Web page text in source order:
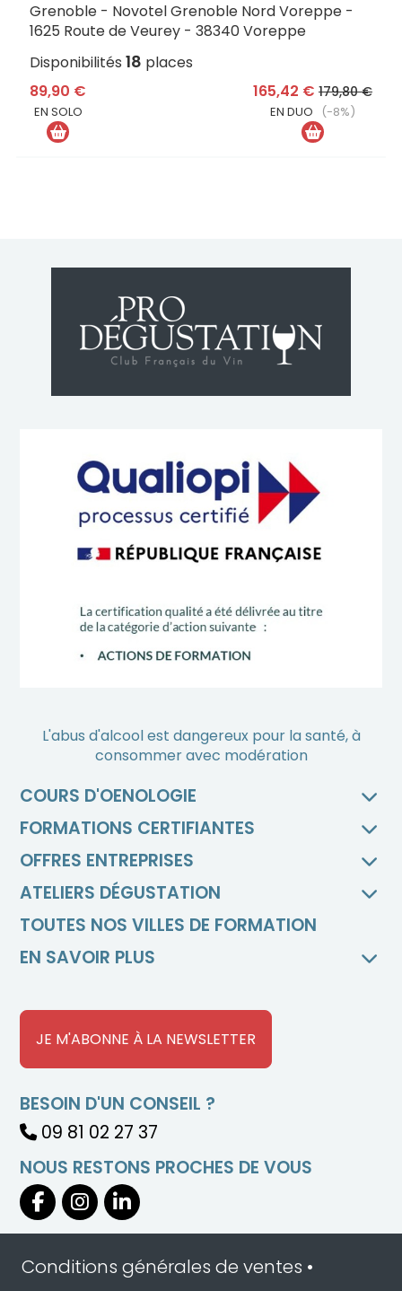
Grenoble - Novotel Grenoble Nord Voreppe -
1625 Route de Veurey - 38340 Voreppe
Disponibilités 18 places
89,90 €
EN SOLO
165,42 € 179,80 €
EN DUO (-8%)
L'abus d'alcool est dangereux pour la santé, à
consommer avec modération
COURS D'OENOLOGIE
FORMATIONS CERTIFIANTES
OFFRES ENTREPRISES
ATELIERS DÉGUSTATION
TOUTES NOS VILLES DE FORMATION
EN SAVOIR PLUS
JE M'ABONNE À LA NEWSLETTER
BESOIN D'UN CONSEIL ?
09 81 02 27 37
NOUS RESTONS PROCHES DE VOUS
Conditions générales de ventes •